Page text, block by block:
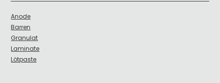
Anode
Barren
Granulat
Laminate
Lötpaste